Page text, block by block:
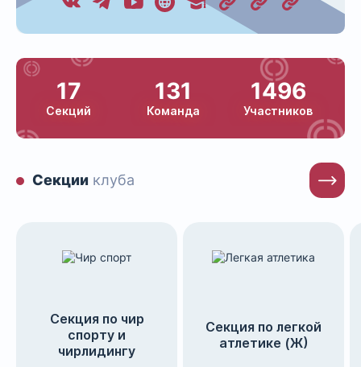
17
Секций
131
Команда
1496
Участников
Секции клуба
Секция по чир
спорту и
чирлидингу
Секция по легкой
атлетике (Ж)